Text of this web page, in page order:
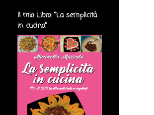
Il mio Libro: "La semplicità
in cucina"